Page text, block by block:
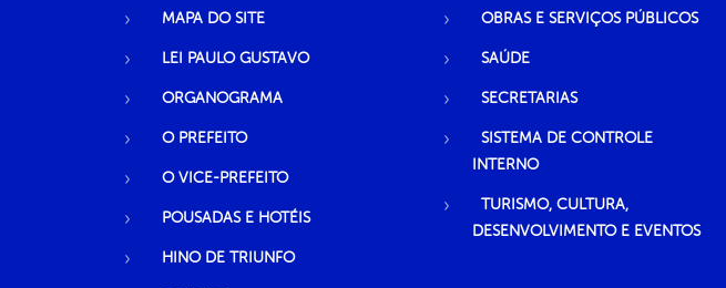
MAPA DO SITE
LEI PAULO GUSTAVO
ORGANOGRAMA
O PREFEITO
O VICE-PREFEITO
POUSADAS E HOTÉIS
HINO DE TRIUNFO
OBRAS E SERVIÇOS PÚBLICOS
SAÚDE
SECRETARIAS
SISTEMA DE CONTROLE
INTERNO
TURISMO, CULTURA,
DESENVOLVIMENTO E EVENTOS